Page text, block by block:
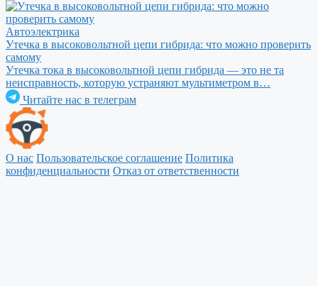
Автоэлектрика
Утечка в высоковольтной цепи гибрида: что можно проверить
самому
Утечка тока в высоковольтной цепи гибрида — это не та
неисправность, которую устраняют мультиметром в…
Читайте нас в телеграм
О нас Пользовательское соглашение Политика
конфиденциальности Отказ от ответственности